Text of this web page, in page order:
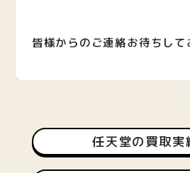
皆様からのご連絡お待ちして
任天堂の買取実